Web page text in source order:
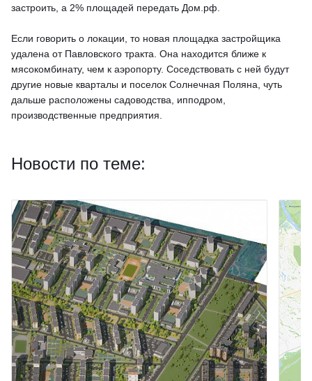
застроить, а 2% площадей передать Дом.рф.
Если говорить о локации, то новая площадка застройщика
удалена от Павловского тракта. Она находится ближе к
мясокомбинату, чем к аэропорту. Соседствовать с ней будут
другие новые кварталы и поселок Солнечная Поляна, чуть
дальше расположены садоводства, ипподром,
производственные предприятия.
Новости по теме: